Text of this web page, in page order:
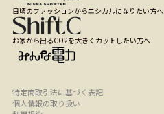
日頃のファッションからエシカルになりたい方へ
お家から出るCO2を大きくカットしたい方へ
特定商取引法に基づく表記
個人情報の取り扱い